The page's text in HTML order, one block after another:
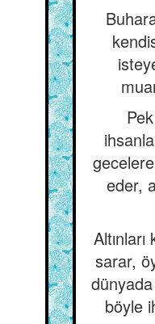
eder,
sarar,
böyle